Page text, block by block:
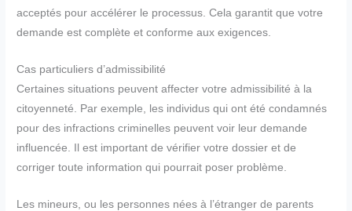
acceptés pour accélérer le processus. Cela garantit que votre
demande est complète et conforme aux exigences.
Cas particuliers d’admissibilité
Certaines situations peuvent affecter votre admissibilité à la
citoyenneté. Par exemple, les individus qui ont été condamnés
pour des infractions criminelles peuvent voir leur demande
influencée. Il est important de vérifier votre dossier et de
corriger toute information qui pourrait poser problème.
Les mineurs, ou les personnes nées à l’étranger de parents